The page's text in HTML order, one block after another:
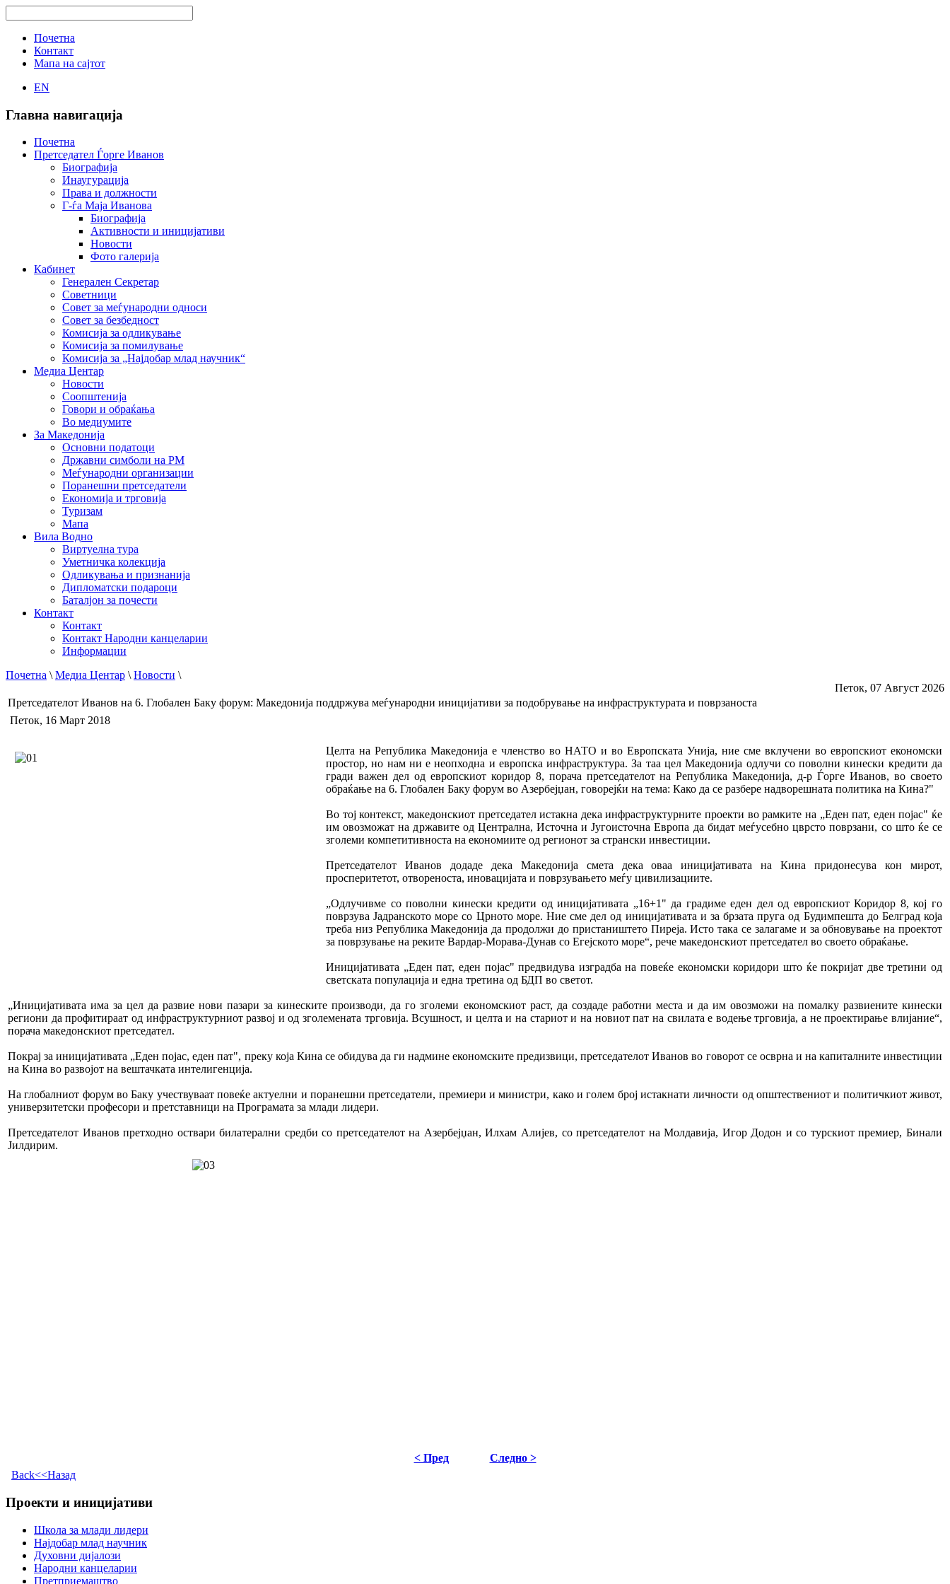
Почетна
Контакт
Мапа на сајтот
EN
Главна навигација
Почетна
Претседател Ѓорге Иванов
Биографија
Инаугурација
Права и должности
Г-ѓа Маја Иванова
Биографија
Активности и иницијативи
Новости
Фото галерија
Кабинет
Генерален Секретар
Советници
Совет за меѓународни односи
Совет за безбедност
Комисија за одликување
Комисија за помилување
Комисија за „Најдобар млад научник“
Медиа Центар
Новости
Соопштенија
Говори и обраќања
Во медиумите
За Македонија
Основни податоци
Државни симболи на РМ
Меѓународни организации
Поранешни претседатели
Економија и трговија
Туризам
Мапа
Вила Водно
Виртуелна тура
Уметничка колекција
Одликувања и признанија
Дипломатски подароци
Баталјон за почести
Контакт
Контакт
Контакт Народни канцеларии
Информации
Почетна \Медиа Центар \Новости \
Петок, 07 Август 2026
Претседателот Иванов на 6. Глобален Баку форум: Македонија поддржува меѓународни иницијативи за подобрување на инфраструктурата и поврзаноста
Петок, 16 Март 2018
Целта на Република Македонија е членство во НАТО и во Европската Унија, ние сме вклучени во европскиот економски
простор, но нам ни е неопходна и европска инфраструктура. За таа цел Македонија одлучи со поволни кинески кредити да
гради важен дел од европскиот коридор 8, порача претседателот на Република Македонија, д-р Ѓорге Иванов, во своето
обраќање на 6. Глобален Баку форум во Азербејџан, говорејќи на тема: Како да се разбере надворешната политика на Кина?"
Во тој контекст, македонскиот претседател истакна дека инфраструктурните проекти во рамките на „Еден пат, еден појас" ќе
им овозможат на државите од Централна, Источна и Југоисточна Европа да бидат меѓусебно цврсто поврзани, со што ќе се
зголеми компетитивноста на економиите од регионот за странски инвестиции.
Претседателот Иванов додаде дека Македонија смета дека оваа иницијативата на Кина придонесува кон мирот,
просперитетот, отвореноста, иновацијата и поврзувањето меѓу цивилизациите.
„Одлучивме со поволни кинески кредити од иницијативата „16+1" да градиме еден дел од европскиот Коридор 8, кој го
поврзува Јадранското море со Црното море. Ние сме дел од иницијативата и за брзата пруга од Будимпешта до Белград која
треба низ Република Македонија да продолжи до пристаништето Пиреја. Исто така се залагаме и за обновување на проектот
за поврзување на реките Вардар-Морава-Дунав со Егејското море“, рече македонскиот претседател во своето обраќање.
Иницијативата „Еден пат, еден појас" предвидува изградба на повеќе економски коридори што ќе покријат две третини од
светската популација и една третина од БДП во светот.
„Иницијативата има за цел да развие нови пазари за кинеските производи, да го зголеми економскиот раст, да создаде работни места и да им овозможи на помалку развиените кинески
региони да профитираат од инфраструктурниот развој и од зголемената трговија. Всушност, и целта и на стариот и на новиот пат на свилата е водење трговија, а не проектирање влијание“,
порача македонскиот претседател.
Покрај за иницијативата „Еден појас, еден пат", преку која Кина се обидува да ги надмине економските предизвици, претседателот Иванов во говорот се осврна и на капиталните инвестиции
на Кина во развојот на вештачката интелигенција.
На глобалниот форум во Баку учествуваат повеќе актуелни и поранешни претседатели, премиери и министри, како и голем број истакнати личности од општествениот и политичкиот живот,
универзитетски професори и претставници на Програмата за млади лидери.
Претседателот Иванов претходно оствари билатерални средби со претседателот на Азербејџан, Илхам Алијев, со претседателот на Молдавија, Игор Додон и со турскиот премиер, Бинали
Јилдирим.
< Пред
Следно >
Back<<Назад
Проекти и иницијативи
Школа за млади лидери
Најдобар млад научник
Духовни дијалози
Народни канцеларии
Претприемаштво